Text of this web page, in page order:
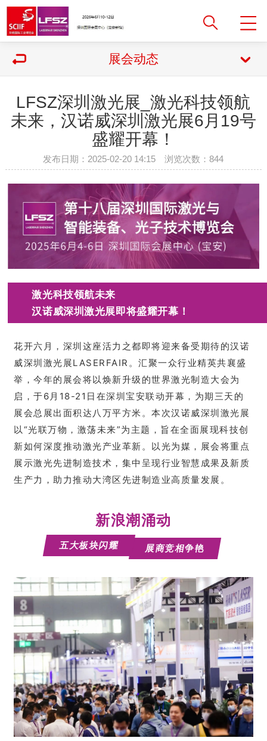
展会动态
LFSZ深圳激光展_激光科技领航
未来，汉诺威深圳激光展6月19号
盛耀开幕！
发布日期：2025-02-20 14:15 浏览次数：844
激光科技领航未来
汉诺威深圳激光展即将盛耀开幕！
花开六月，深圳这座活力之都即将迎来备受期待的汉诺
威深圳激光展LASERFAIR。汇聚一众行业精英共襄盛
举，今年的展会将以焕新升级的世界激光制造大会为
启，于6月18-21日在深圳宝安联动开幕，为期三天的
展会总展出面积达八万平方米。本次汉诺威深圳激光展
以“光联万物，激荡未来”为主题，旨在全面展现科技创
新如何深度推动激光产业革新。以光为媒，展会将重点
展示激光先进制造技术，集中呈现行业智慧成果及新质
生产力，助力推动大湾区先进制造业高质量发展。
新浪潮涌动
五大板块闪耀 展商竞相争艳